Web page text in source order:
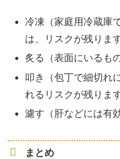
冷凍（家庭用冷蔵庫
は、リスクが残ります
炙る（表面にいるも
叩き（包丁で細切れ
れるリスクが残りま
濾す（肝などには有
まとめ